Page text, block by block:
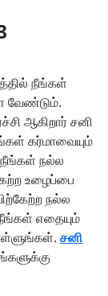
நீங்கள்
வேண்டும்.
ஆகிறார் சனி
கர்மாவையும்
நீங்கள் நல்ல
உழைப்பை
நல்ல
எதையும்
சனி